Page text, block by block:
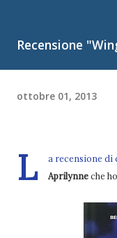
Recensione
ottobre 01, 2013
L a recensione
Aprilynneche